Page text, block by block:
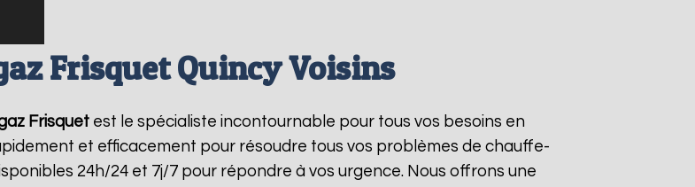
Frisquet Quincy Voisins
Frisquetest le spécialiste incontournable pour tous vos besoins en
et efficacement pour résoudre tous vos problèmes de chauffe-
24h/24 et 7j/7 pour répondre à vos urgence. Nous offrons une